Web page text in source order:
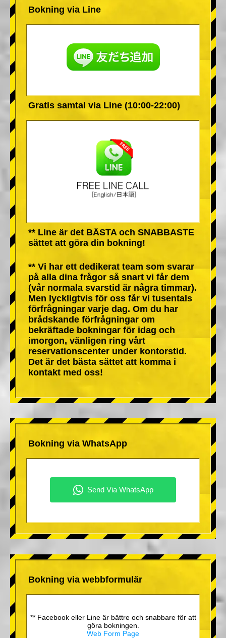
Bokning via Line
Gratis samtal via Line (10:00-22:00)
** Line är det BÄSTA och SNABBASTE
sättet att göra din bokning!
** Vi har ett dedikerat team som svarar
på alla dina frågor så snart vi får dem
(vår normala svarstid är några timmar).
Men lyckligtvis för oss får vi tusentals
förfrågningar varje dag. Om du har
brådskande förfrågningar om
bekräftade bokningar för idag och
imorgon, vänligen ring vårt
reservationscenter under kontorstid.
Det är det bästa sättet att komma i
kontakt med oss!
Bokning via WhatsApp
Bokning via webbformulär
** Facebook eller Line är bättre och snabbare för att
göra bokningen.
Web Form Page